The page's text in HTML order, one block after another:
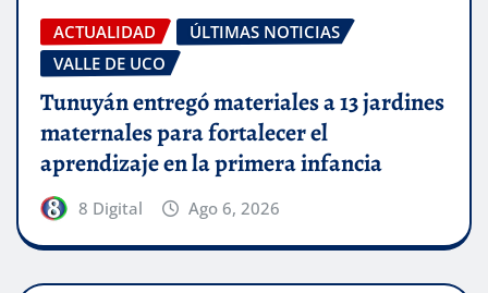
ACTUALIDAD
ÚLTIMAS NOTICIAS
VALLE DE UCO
Tunuyán entregó materiales a 13 jardines
maternales para fortalecer el
aprendizaje en la primera infancia
8 Digital Ago 6, 2026